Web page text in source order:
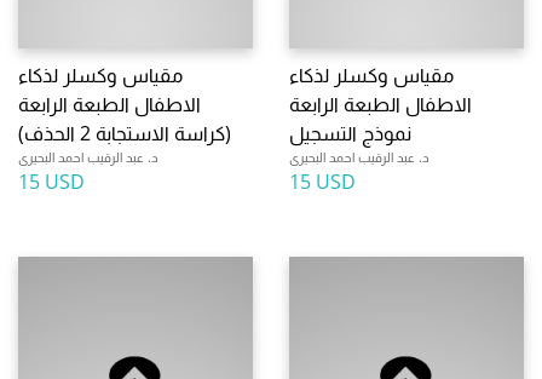
مقياس وكسلر لذكاء
الاطفال الطبعة الرابعة
(كراسة الاستجابة 2 الحذف)
د. عبد الرقيب احمد البحيرى
15 USD
مقياس وكسلر لذكاء
الاطفال الطبعة الرابعة
نموذج التسجيل
د. عبد الرقيب احمد البحيرى
15 USD